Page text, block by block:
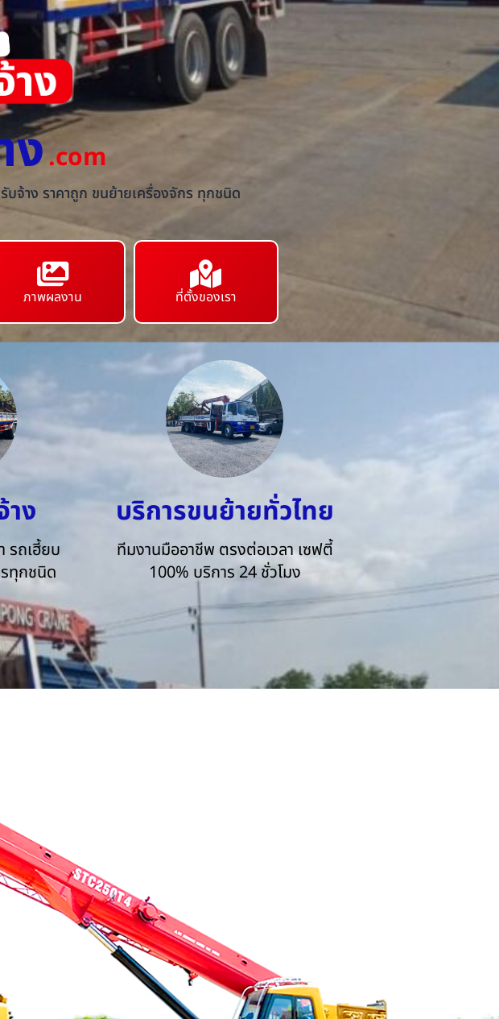
ง.com
บจ้าง ราคาถูก ขนย้ายเครื่องจักร ทุกชนิด
ภาพผลงาน ที่ตั้งของเรา
ง
รถเฮี้ยบ
ทุกชนิด
บริการขนย้ายทั่วไทย
ทีมงานมืออาชีพ ตรงต่อเวลา เซฟตี้
100% บริการ 24 ชั่วโมง